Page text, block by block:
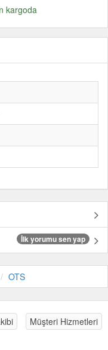
kargoda
İlk yorumu sen yap
OTS
Müşteri Hizmetleri